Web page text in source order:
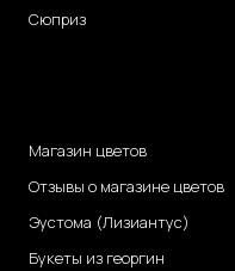
Сюприз
Магазин цветов
Отзывы о магазине цветов
Эустома (Лизиантус)
Букеты из георгин